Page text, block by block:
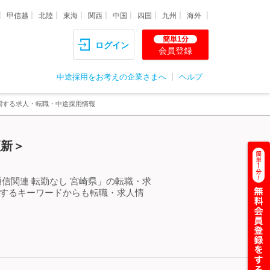
甲信越 北陸 東海 関西 中国 四国 九州 海外
ログイン
簡単1分
会員登録
中途採用をお考えの企業さまへ ヘルプ
る求人・転職・中途採用情報
＞
関連 転勤なし 宮崎県」の転職・求
るキーワードからも転職・求人情